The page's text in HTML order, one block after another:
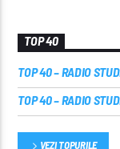
TOP 40
TOP 40 – RADIO
TOP 40 – RADIO
VEZI TOPURILE